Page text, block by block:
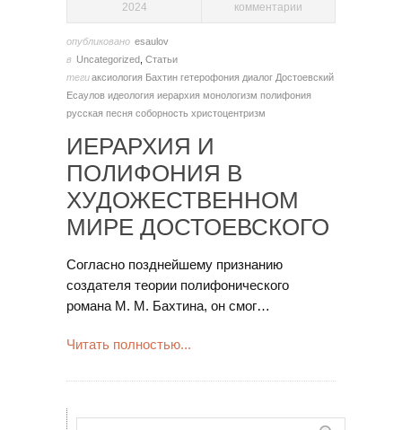
2024 комментарии
опубликовано esaulov
в Uncategorized Статьи
тегиаксиология Бахтин гетерофония диалог Достоевский
Есаулов идеология иерархия монологизм полифония
русская песня соборность христоцентризм
ИЕРАРХИЯ И
ПОЛИФОНИЯ В
ХУДОЖЕСТВЕННОМ
МИРЕ ДОСТОЕВСКОГО
Согласно позднейшему признанию
создателя теории полифонического
романа М. М. Бахтина, он смог…
Читать полностью...